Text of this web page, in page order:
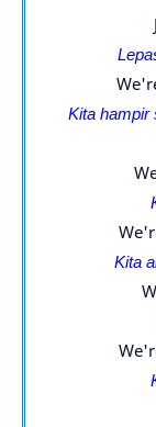
Kita hampir
Kita